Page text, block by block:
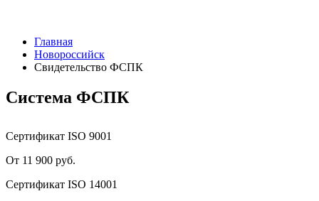
Главная
Новороссийск
Свидетельство ФСПК
Система ФСПК
Сертификат ISO 9001
От 11 900 руб.
Сертификат ISO 14001